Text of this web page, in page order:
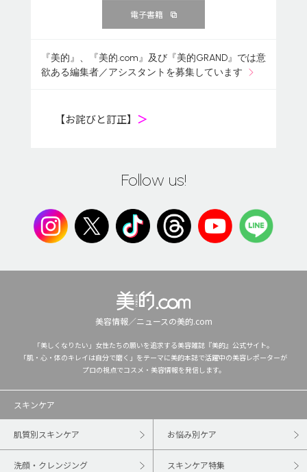
電子書籍
『美的』、『美的.com』及び『美的GRAND』では意
欲ある編集者／アシスタントを募集しています
【お詫びと訂正】 ＞
Follow us!
美容情報／ニュースの美的.com
「美しくなりたい」女性たちの願いを追求する美容雑誌『美的』公式サイト。
「肌・心・体のキレイは自分で磨く」をテーマに美的本誌で活躍中の美容レポーターが
プロの視点でコスメ・美容情報を発信します。
スキンケア
肌質別スキンケア お悩み別ケア
洗顔・クレンジング スキンケア特集